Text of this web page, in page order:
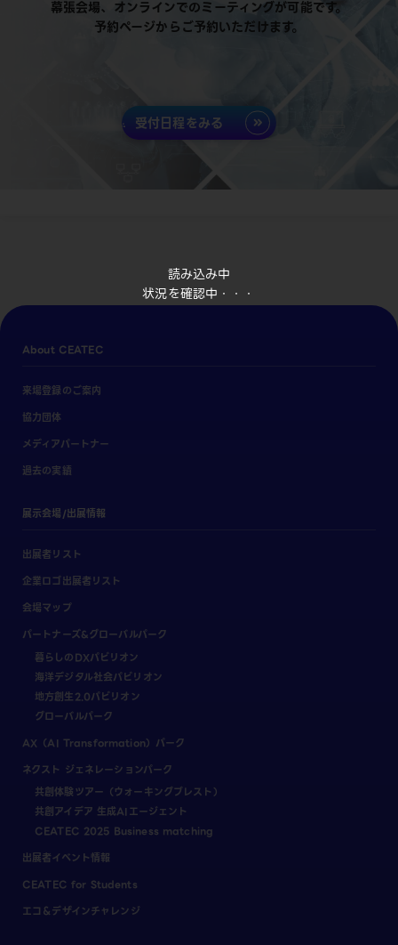
読み込み中
状況を確認中・・・
幕張会場、オンラインでのミーティングが可能です。
予約ページからご予約いただけます。
受付日程をみる
About CEATEC
来場登録のご案内
協力団体
メディアパートナー
過去の実績
展示会場/出展情報
出展者リスト
企業ロゴ出展者リスト
会場マップ
パートナーズ&グローバルパーク
暮らしのDXパビリオン
海洋デジタル社会パビリオン
地方創生2.0パビリオン
グローバルパーク
AX（AI Transformation）パーク
ネクスト ジェネレーションパーク
共創体験ツアー（ウォーキングブレスト）
共創アイデア 生成AIエージェント
CEATEC 2025 Business matching
出展者イベント情報
CEATEC for Students
エコ＆デザインチャレンジ